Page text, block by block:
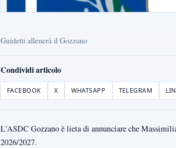
Guidetti allenerà il Gozzano
Condividi articolo
FACEBOOK X WHATSAPP TELEGRAM
L'ASDC Gozzano è lieta di annunciare che
2026/2027.